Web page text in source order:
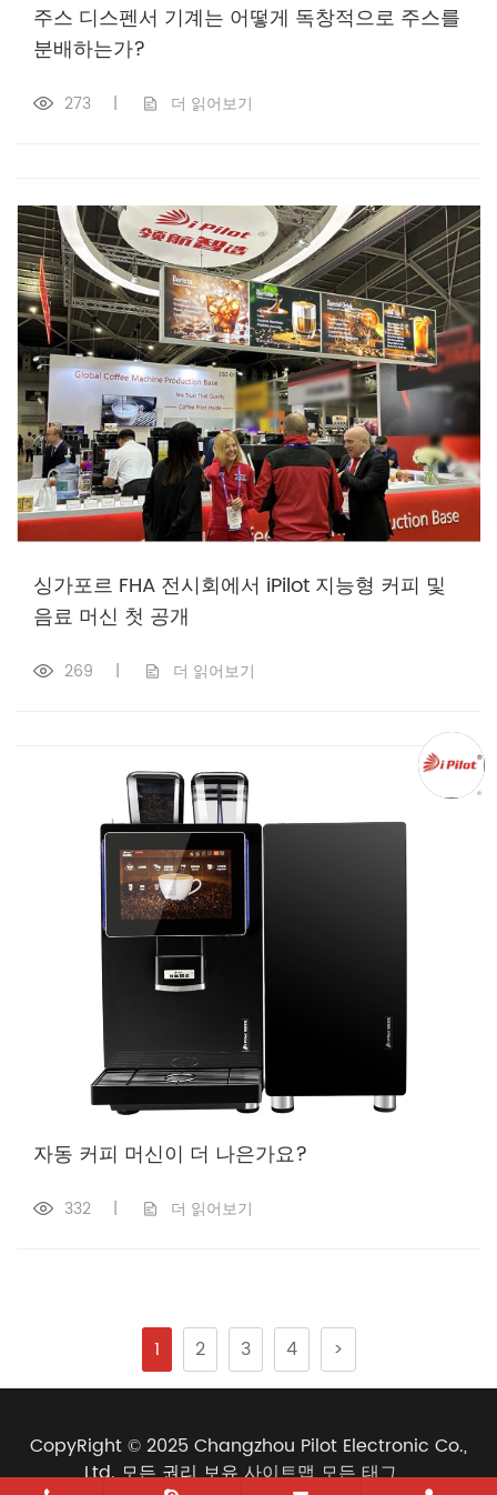
주스 디스펜서 기계는 어떻게 독창적으로 주스를
분배하는가?
273 | 더 읽어보기
싱가포르 FHA 전시회에서 iPilot 지능형 커피 및
음료 머신 첫 공개
269 | 더 읽어보기
자동 커피 머신이 더 나은가요?
332 | 더 읽어보기
1 2 3 4 >
CopyRight © 2025 Changzhou Pilot Electronic Co.,
Ltd. 모든 권리 보유사이트맵모든 태그